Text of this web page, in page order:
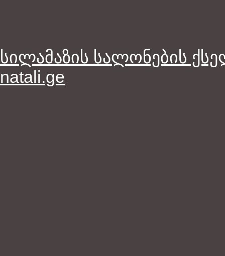
სილამაზის სალონების
natali.ge